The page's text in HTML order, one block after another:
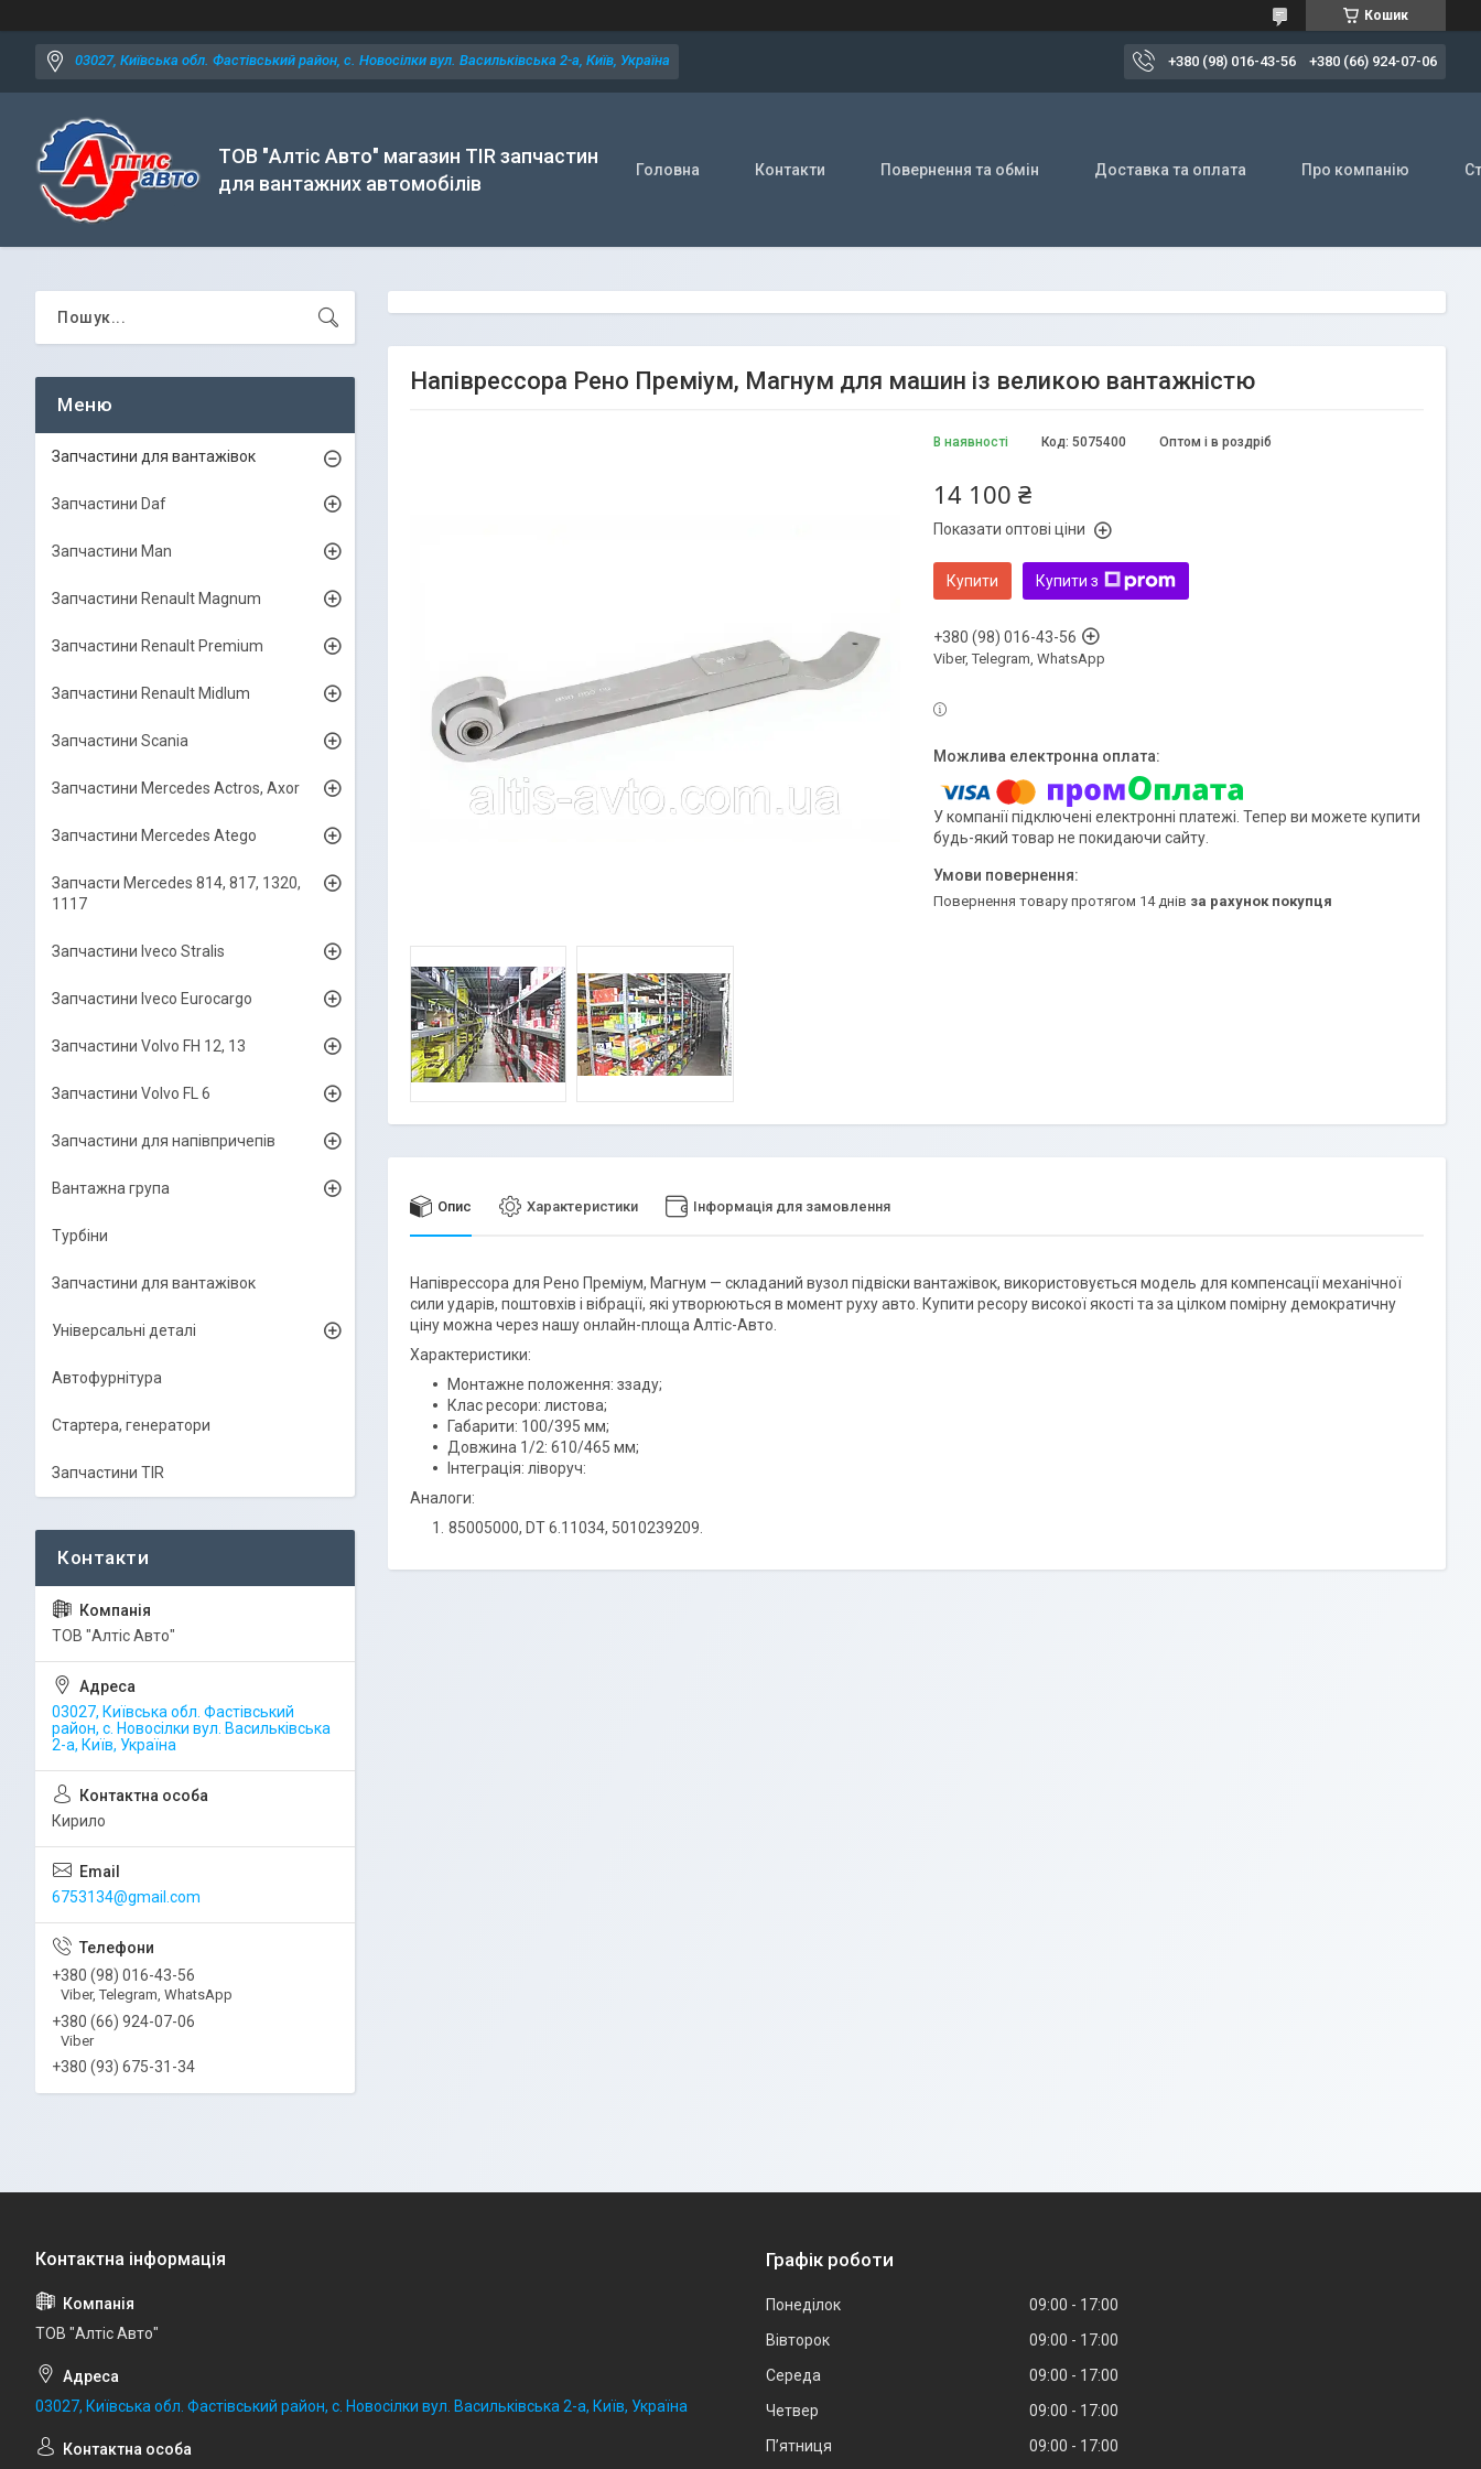
Кошик
03027, Київська обл. Фастівський район, с. Новосілки вул. Васильківська 2-а, Київ, Україна +380 (98) 016-43-56 +380 (66) 924-07-06
ТОВ "Алтіс Авто" магазин TIR запчастин
для вантажних автомобілів
Головна Контакти Повернення та обмін Доставка та оплата Про компанію
Напіврессора Рено Преміум, Магнум для машин із великою вантажністю
В наявності Оптом і в роздріб
Код: 5075400
14 100 ₴
Показати оптові ціни
Купити Купити з
+380 (98) 016-43-56
Viber, Telegram, WhatsApp
У компанії підключені електронні платежі. Тепер ви можете купити
будь-який товар не покидаючи сайту.
повернення товару протягом 14 днів за рахунок покупця
Опис Характеристики Інформація для замовлення
Напіврессора для Рено Преміум, Магнум — складаний вузол підвіски вантажівок, використовується модель для компенсації механічної
сили ударів, поштовхів і вібрації, які утворюються в момент руху авто. Купити ресору високої якості та за цілком помірну демократичну
ціну можна через нашу онлайн-площа Алтіс-Авто.
Характеристики:
Монтажне положення: ззаду;
Клас ресори: листова;
Габарити: 100/395 мм;
Довжина 1/2: 610/465 мм;
Інтеграція: ліворуч:
Аналоги:
85005000, DT 6.11034, 5010239209.
Запчастини для вантажівок
Запчастини Daf
Запчастини Man
Запчастини Renault Magnum
Запчастини Renault Premium
Запчастини Renault Midlum
Запчастини Scania
Запчастини Mercedes Actros, Axor
Запчастини Mercedes Atego
Запчасти Mercedes 814, 817, 1320,
1117
Запчастини Iveco Stralis
Запчастини Iveco Eurocargo
Запчастини Volvo FH 12, 13
Запчастини Volvo FL 6
Запчастини для напівпричепів
Вантажна група
Турбіни
Запчастини для вантажівок
Універсальні деталі
Автофурнітура
Стартера, генератори
Запчастини TIR
ТОВ "Алтіс Авто"
03027, Київська обл. Фастівський
район, с. Новосілки вул. Васильківська
2-а, Київ, Україна
Кирило
6753134@gmail.com
+380 (98) 016-43-56
Viber, Telegram, WhatsApp
+380 (66) 924-07-06
Viber
+380 (93) 675-31-34
ТОВ "Алтіс Авто"
03027, Київська обл. Фастівський район, с. Новосілки вул. Васильківська 2-а, Київ, Україна
Графік роботи
Понеділок 09:00
17:00
Вівторок
09:00
17:00
Середа
09:00
17:00
Четвер
09:00
17:00
Пʼятниця
09:00 17:00